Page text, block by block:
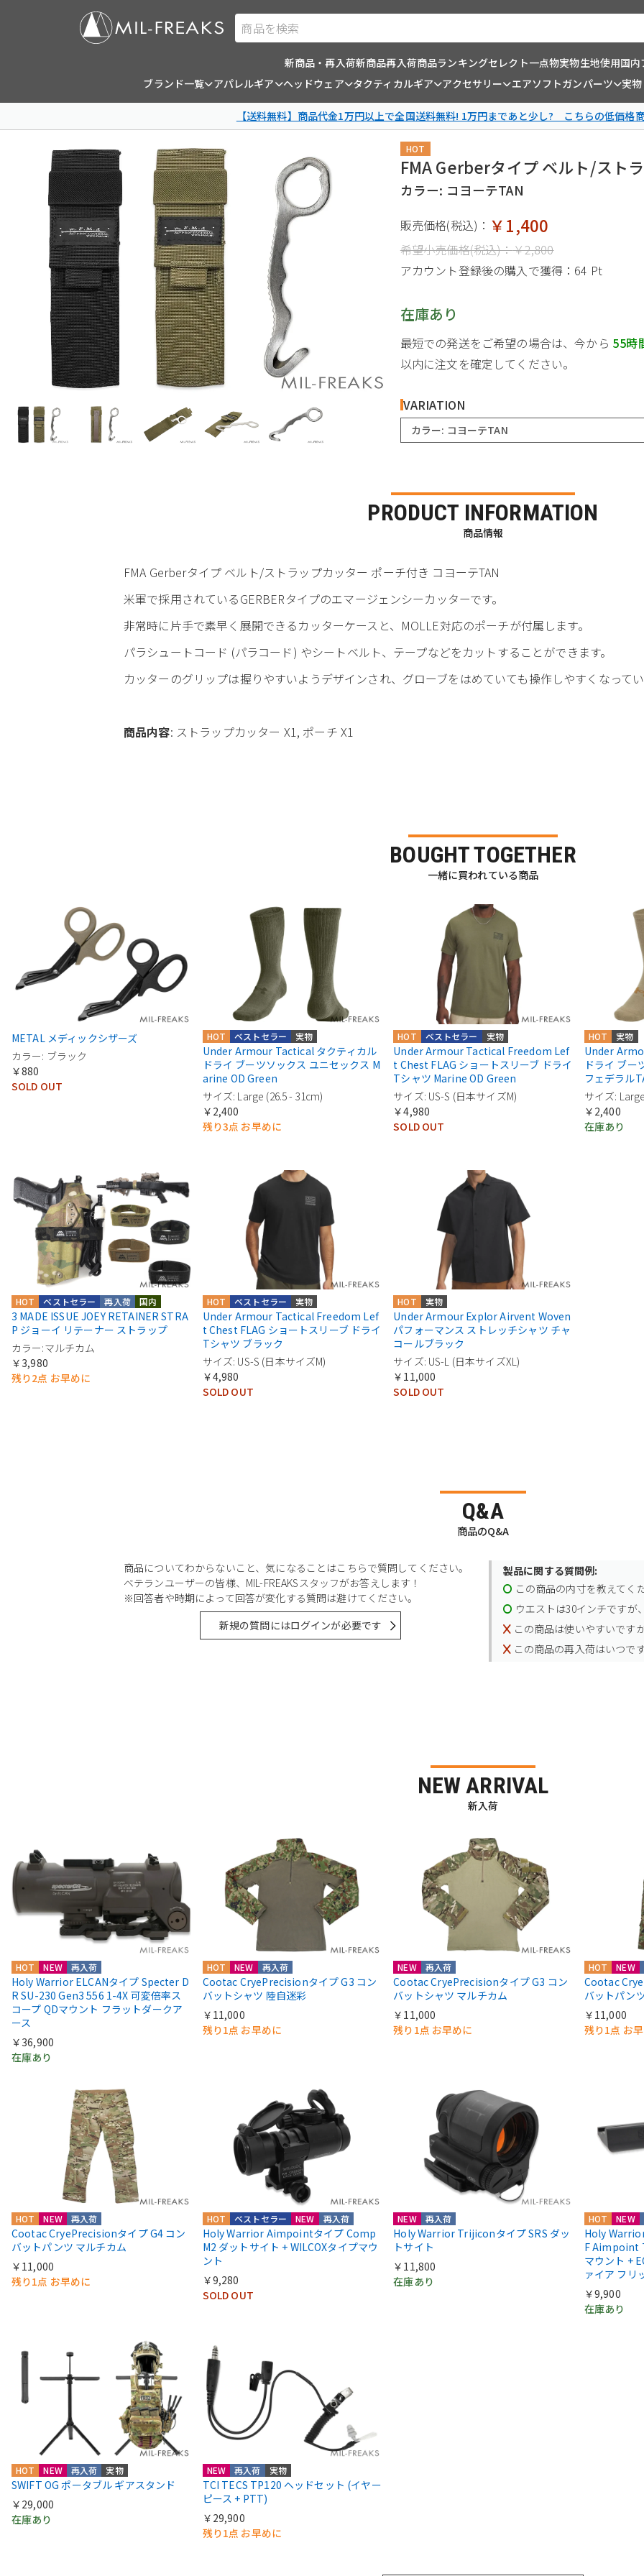
商品を検索
新商品・再入荷新商品再入荷商品ランキングセレクト一点物実物生地使用国内
ブランド一覧
アパレルギア ヘッドウェア タクティカルギア アクセサリー エアソフトガンパーツ 実
【送料無料】商品代金1万円以上で全国送料無料! 1万円まであと少し? こちらの低価格
HOT
FMA Gerberタイプ ベルト/スト
カラー: コヨーテTAN
販売価格(税込)： ￥1,400
希望小売価格(税込)：￥2,800
アカウント登録後の購入で獲得： 64 Pt
在庫あり
最短での発送をご希望の場合は、今から 55時
以内に注文を確定してください。
VARIATION
カラー: コヨーテTAN
PRODUCT INFORMATION
商品情報
FMA Gerberタイプ ベルト/ストラップカッター ポーチ付き コヨーテTAN
米軍で採用されているGERBERタイプのエマージェンシーカッターです。
非常時に片手で素早く展開できるカッターケースと、MOLLE対応のポーチが付属します。
パラシュートコード (パラコード) やシートベルト、テープなどをカットすることができます。
カッターのグリップは握りやすいようデザインされ、グローブをはめていても操作しやすくなって
商品内容: ストラップカッター X1, ポーチ X1
BOUGHT TOGETHER
一緒に買われている商品
METAL メディックシザーズ
カラー: ブラック
￥880
SOLD OUT
実物
ベストセラー
HOT
Under Armour Tactical タクティカル
ドライ ブーツソックス ユニセックス M
arine OD Green
サイズ: Large (26.5 - 31cm)
￥2,400
残り3点 お早めに
実物
ベストセラー
HOT
Under Armour Tactical Freedom Lef
t Chest FLAG ショートスリーブ ドライ
Tシャツ Marine OD Green
サイズ: US-S (日本サイズM)
￥4,980
SOLD OUT
実物
HOT
Under
ドライ ブー
フェデラル
サイズ:
￥2,400
在庫あり
国内
再入荷
ベストセラー
HOT
3 MADE ISSUE JOEY RETAINER STRA
P ジョーイ リテーナー ストラップ
カラー:マルチカム
￥3,980
残り2点 お早めに
実物
ベストセラー
HOT
Under Armour Tactical Freedom Lef
t Chest FLAG ショートスリーブ ドライ
Tシャツ ブラック
サイズ: US-S (日本サイズM)
￥4,980
SOLD OUT
実物
HOT
Under Armour Explor Airvent Woven
パフォーマンス ストレッチシャツ チャ
コールブラック
サイズ: US-L (日本サイズXL)
￥11,000
SOLD OUT
Q&A
商品のQ&A
商品についてわからないこと、気になることはこちらで質問してください。
ベテランユーザーの皆様、MIL-FREAKSスタッフがお答えします！
※回答者や時期によって回答が変化する質問は避けてください。
新規の質問にはログインが必要です
製品に関する質問例:
この商品の内寸を教えてく
ウエストは30インチですが
この商品は使いやすいです
この商品の再入荷はいつで
NEW ARRIVAL
新入荷
HOT NEW 再入荷
Holy Warrior ELCANタイプ Specter D
R SU-230 Gen3 556 1-4X 可変倍率ス
コープ QDマウント フラットダークア
ース
￥36,900
在庫あり
HOT NEW 再入荷
Cootac CryePrecisionタイプ G3 コン
バットシャツ 陸自迷彩
￥11,000
残り1点 お早めに
NEW 再入荷
Cootac CryePrecisionタイプ G3 コン
バットシャツ マルチカム
￥11,000
残り1点 お早めに
HOT NEW
Cootac
バットパン
￥11,000
残り1点 お
HOT NEW 再入荷
Cootac CryePrecisionタイプ G4 コン
バットパンツ マルチカム
￥11,000
残り1点 お早めに
HOT NEW 再入荷
ベストセラー
Holy Warrior Aimpointタイプ Comp
M2 ダットサイト + WILCOXタイプマウ
ント
￥9,280
SOLD OUT
NEW 再入荷
Holy Warrior Trijiconタイプ SRS ダッ
トサイト
￥11,800
在庫あり
HOT NEW
Holy
F Aimpoint
マウント +
ァイア フリ
￥9,900
在庫あり
HOT NEW 再入荷 実物
SWIFT OG ポータブル ギアスタンド
￥29,000
在庫あり
NEW 再入荷 実物
TCI TECS TP120 ヘッドセット (イヤー
ピース + PTT)
￥29,900
残り1点 お早めに